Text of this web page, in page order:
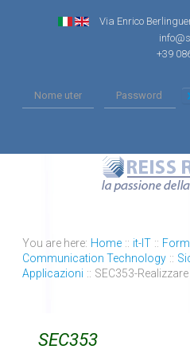
Via Enrico
+39
You are here: Home :: it-IT ::
Communication Technology ::
Applicazioni :: SEC353-
SEC353